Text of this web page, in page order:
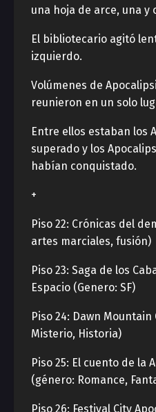
una hoja de arce, una y
El bibliotecario agitó
izquierdo.
Volúmenes de
reunieron en un solo
Entre ellos estaban los
superado y los
habían conquistado.
+
Piso 22: Crónicas del
artes marciales, fusión)
Piso 23: Saga de los
Espacio (Genero: SF)
Piso 24: Dawn
Misterio, Historia)
Piso 25: El cuento de la
(género: Romance,
Piso 26: Festival City